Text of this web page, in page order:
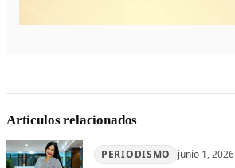
Articulos relacionados
PERIODISMO junio 1, 2026